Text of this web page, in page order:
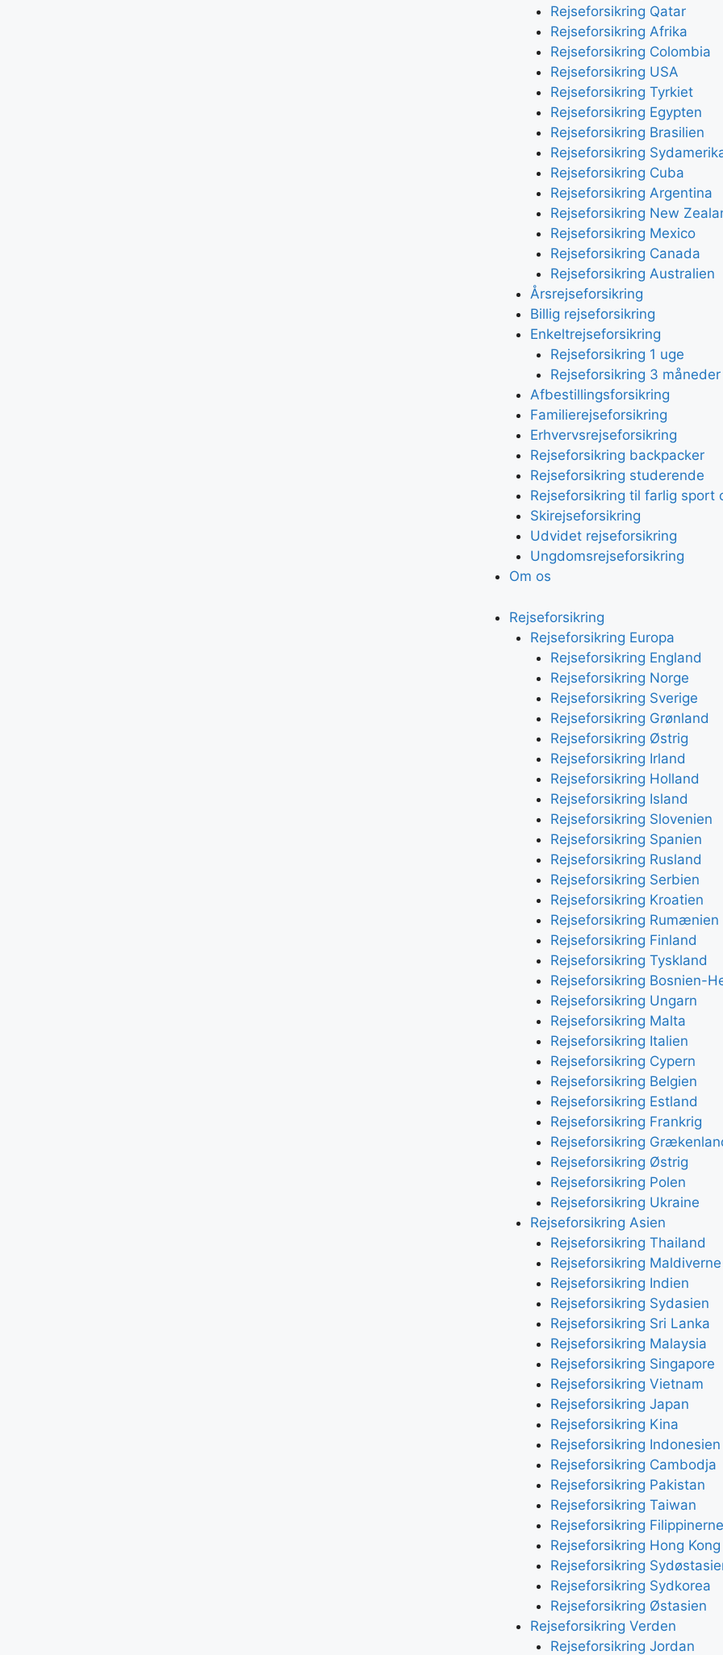
Rejseforsikring Qatar
Rejseforsikring Afrika
Rejseforsikring Colombia
Rejseforsikring USA
Rejseforsikring Tyrkiet
Rejseforsikring Egypten
Rejseforsikring Brasilien
Rejseforsikring
Rejseforsikring Cuba
Rejseforsikring Argentina
Rejseforsikring New
Rejseforsikring Mexico
Rejseforsikring Canada
Rejseforsikring Australien
Årsrejseforsikring
Billig rejseforsikring
Enkeltrejseforsikring
Rejseforsikring 1 uge
Rejseforsikring 3 måneder
Afbestillingsforsikring
Familierejseforsikring
Erhvervsrejseforsikring
Rejseforsikring backpacker
Rejseforsikring studerende
Rejseforsikring til farlig sport
Skirejseforsikring
Udvidet rejseforsikring
Ungdomsrejseforsikring
Om os
Rejseforsikring
Rejseforsikring Europa
Rejseforsikring England
Rejseforsikring Norge
Rejseforsikring Sverige
Rejseforsikring Grønland
Rejseforsikring Østrig
Rejseforsikring Irland
Rejseforsikring Holland
Rejseforsikring Island
Rejseforsikring Slovenien
Rejseforsikring Spanien
Rejseforsikring Rusland
Rejseforsikring Serbien
Rejseforsikring Kroatien
Rejseforsikring Rumænien
Rejseforsikring Finland
Rejseforsikring Tyskland
Rejseforsikring Bosnien-
Rejseforsikring Ungarn
Rejseforsikring Malta
Rejseforsikring Italien
Rejseforsikring Cypern
Rejseforsikring Belgien
Rejseforsikring Estland
Rejseforsikring Frankrig
Rejseforsikring
Rejseforsikring Østrig
Rejseforsikring Polen
Rejseforsikring Ukraine
Rejseforsikring Asien
Rejseforsikring Thailand
Rejseforsikring Maldiverne
Rejseforsikring Indien
Rejseforsikring Sydasien
Rejseforsikring Sri Lanka
Rejseforsikring Malaysia
Rejseforsikring Singapore
Rejseforsikring Vietnam
Rejseforsikring Japan
Rejseforsikring Kina
Rejseforsikring Indonesien
Rejseforsikring Cambodja
Rejseforsikring Pakistan
Rejseforsikring Taiwan
Rejseforsikring Filippinerne
Rejseforsikring Hong Kong
Rejseforsikring
Rejseforsikring Sydkorea
Rejseforsikring Østasien
Rejseforsikring Verden
Rejseforsikring Jordan